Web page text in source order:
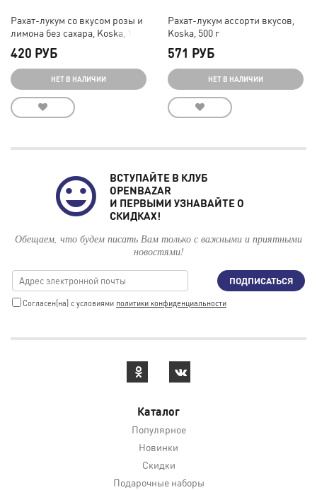
Рахат-лукум со вкусом розы и
лимона без сахара, Koska, 160
г
420 РУБ
НЕТ В НАЛИЧИИ
Рахат-лукум ассорти вкусов,
Koska, 500 г
571 РУБ
НЕТ В НАЛИЧИИ
ВСТУПАЙТЕ В КЛУБ
OPENBAZAR
И ПЕРВЫМИ УЗНАВАЙТЕ О
СКИДКАХ!
Обещаем, что будем писать Вам только с важными и приятными
новостями!
ПОДПИСАТЬСЯ
Cогласен(на) с условиями политики конфиденциальности
Каталог
Популярное
Новинки
Скидки
Подарочные наборы